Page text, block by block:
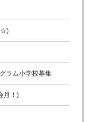
☆)
ラム小学校募集
月！)